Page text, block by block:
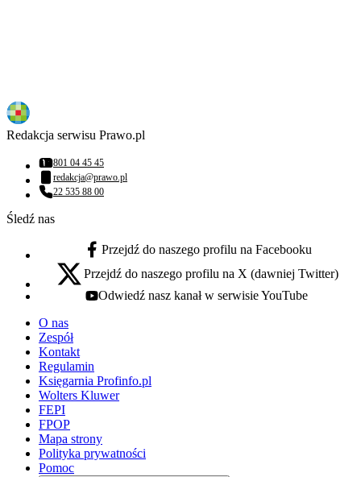
Redakcja serwisu Prawo.pl
Numer telefonu:
801 04 45 45
Adres email:
redakcja@prawo.pl
Numer telefonu:
22 535 88 00
Śledź nas
facebook - otwiera się w nowej karcie
Przejdź do naszego profilu na Facebooku
x - otwiera się w nowej karcie
Przejdź do naszego profilu na X (dawniej Twitter)
youtube - otwiera się w nowej karcie
Odwiedź nasz kanał w serwisie YouTube
O nas
Zespół
Kontakt
Regulamin
Księgarnia Profinfo.pl
Wolters Kluwer
FEPI
FPOP
Mapa strony
Polityka prywatności
Pomoc